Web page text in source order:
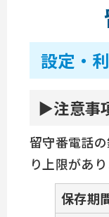
設定・
注意事
留守番電話
り上限があり
保存期